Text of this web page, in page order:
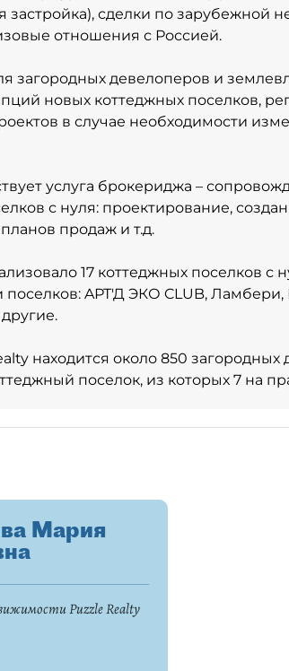
застройка), сделки по зарубежной
отношения с Россией.
загородных девелоперов и
новых коттеджных поселков,
в случае необходимости
услуга брокериджа –
с нуля: проектирование,
продаж и т.д.
17 коттеджных поселков с
поселков: AРТ'Д ЭКО CLUB,
находится около 850
поселок, из которых 7 на
Мария
Puzzle Realty